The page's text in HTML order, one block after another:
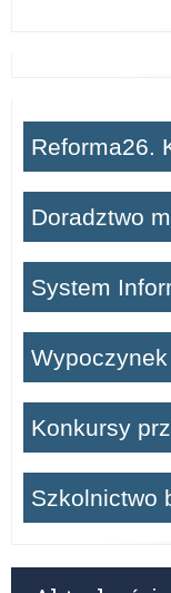
Reforma26.
Doradztwo
System
Wypoczynek
Konkursy
Szkolnictwo